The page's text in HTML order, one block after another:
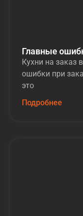
Главные
Кухни на заказ
ошибки при
это
Подробнее